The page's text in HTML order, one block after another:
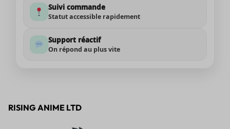
Suivi commande
Statut accessible rapidement
Support réactif
On répond au plus vite
RISING ANIME LTD